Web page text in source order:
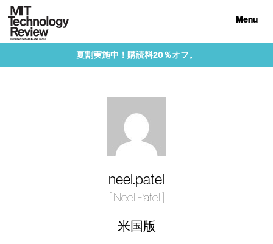
Menu
夏割実施中！購読料20％オフ。
neel.patel
[ Neel Patel ]
米国版